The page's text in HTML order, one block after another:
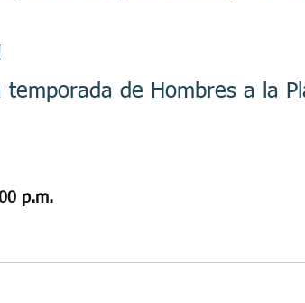
temporada de Hombres a la
p.m.